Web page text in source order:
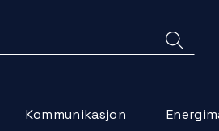
Kommunikasjon